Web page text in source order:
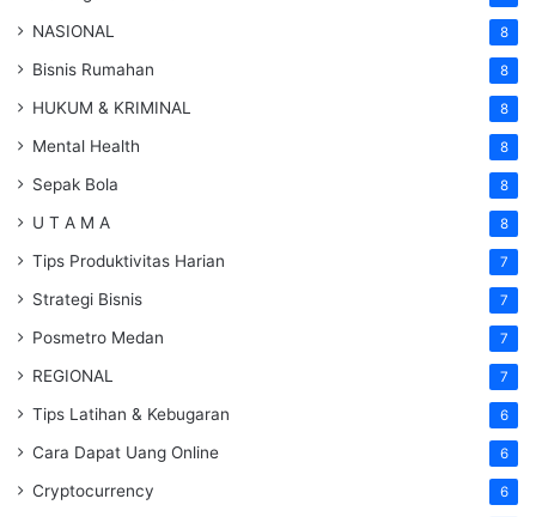
NASIONAL 8
Bisnis Rumahan 8
HUKUM & KRIMINAL 8
Mental Health 8
Sepak Bola 8
U T A M A 8
Tips Produktivitas Harian 7
Strategi Bisnis 7
Posmetro Medan 7
REGIONAL 7
Tips Latihan & Kebugaran 6
Cara Dapat Uang Online 6
Cryptocurrency 6